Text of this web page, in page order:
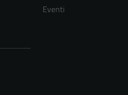
Eventi